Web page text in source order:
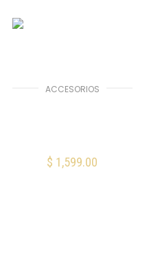
ACCESORIOS
$ 1,599.00
AÑADIR AL CARRITO